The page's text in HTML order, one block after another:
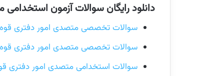
دانلود رایگان سوالات آزمون
سوالات تخصصی متصدی امور دفتری قوه قضاییه
سوالات تخصصی متصدی امور دفتری قوه
سوالات استخدامی متصدی امور دفتری قوه قضاییه